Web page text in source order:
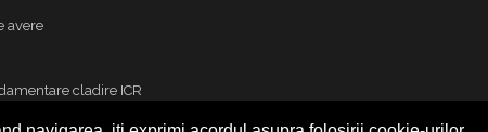
avere
cladire ICR